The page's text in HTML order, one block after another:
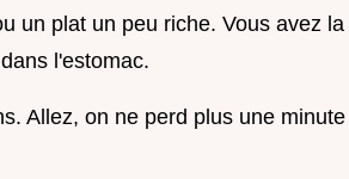
un plat un peu riche. Vous avez la
l'estomac.
Allez, on ne perd plus une minute